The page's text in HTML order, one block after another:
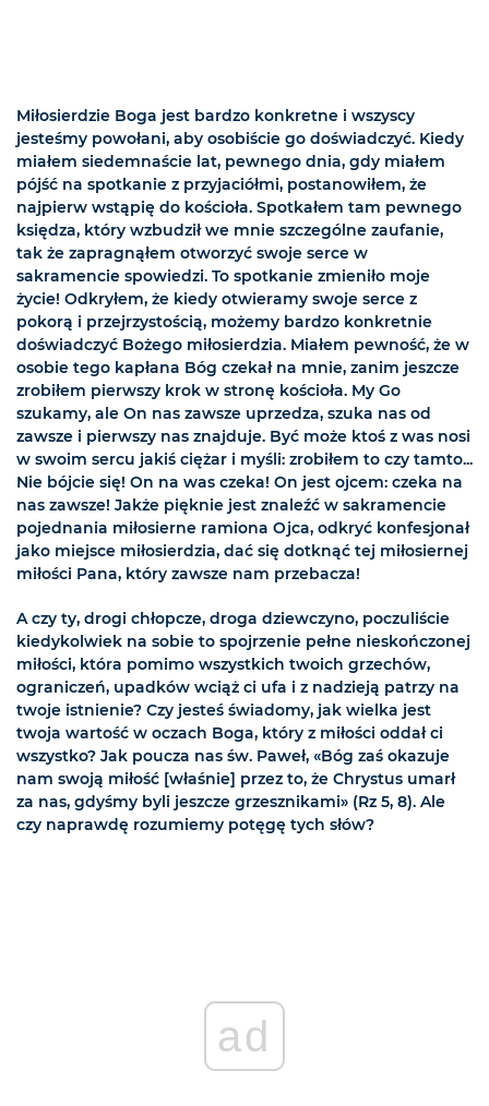
Miłosierdzie Boga jest bardzo konkretne i wszyscy
jesteśmy powołani, aby osobiście go doświadczyć. Kiedy
miałem siedemnaście lat, pewnego dnia, gdy miałem
pójść na spotkanie z przyjaciółmi, postanowiłem, że
najpierw wstąpię do kościoła. Spotkałem tam pewnego
księdza, który wzbudził we mnie szczególne zaufanie,
tak że zapragnąłem otworzyć swoje serce w
sakramencie spowiedzi. To spotkanie zmieniło moje
życie! Odkryłem, że kiedy otwieramy swoje serce z
pokorą i przejrzystością, możemy bardzo konkretnie
doświadczyć Bożego miłosierdzia. Miałem pewność, że w
osobie tego kapłana Bóg czekał na mnie, zanim jeszcze
zrobiłem pierwszy krok w stronę kościoła. My Go
szukamy, ale On nas zawsze uprzedza, szuka nas od
zawsze i pierwszy nas znajduje. Być może ktoś z was nosi
w swoim sercu jakiś ciężar i myśli: zrobiłem to czy tamto...
Nie bójcie się! On na was czeka! On jest ojcem: czeka na
nas zawsze! Jakże pięknie jest znaleźć w sakramencie
pojednania miłosierne ramiona Ojca, odkryć konfesjonał
jako miejsce miłosierdzia, dać się dotknąć tej miłosiernej
miłości Pana, który zawsze nam przebacza!
A czy ty, drogi chłopcze, droga dziewczyno, poczuliście
kiedykolwiek na sobie to spojrzenie pełne nieskończonej
miłości, która pomimo wszystkich twoich grzechów,
ograniczeń, upadków wciąż ci ufa i z nadzieją patrzy na
twoje istnienie? Czy jesteś świadomy, jak wielka jest
twoja wartość w oczach Boga, który z miłości oddał ci
wszystko? Jak poucza nas św. Paweł, «Bóg zaś okazuje
nam swoją miłość [właśnie] przez to, że Chrystus umarł
za nas, gdyśmy byli jeszcze grzesznikami» (Rz 5, 8). Ale
czy naprawdę rozumiemy potęgę tych słów?
ad